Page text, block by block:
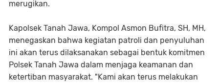
merugikan.
Kapolsek Tanah Jawa, Kompol Asmon Bufitra, SH, MH,
menegaskan bahwa kegiatan patroli dan penyuluhan
ini akan terus dilaksanakan sebagai bentuk komitmen
Polsek Tanah Jawa dalam menjaga keamanan dan
ketertiban masyarakat. "Kami akan terus melakukan